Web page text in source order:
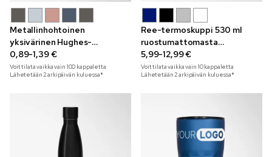
Metallinhohtoinen
yksivärinen Hughes-
geelikynä
0,89-1,39 €
Voit tilata vaikka vain 100 kappaletta
Lähetetään 2 arkipäivän kuluessa*
Ree-termoskuppi 530 ml
ruostumattomasta
teräksestä
5,99-12,99 €
Voit tilata vaikka vain 10kappaletta
Lähetetään 2 arkipäivän kuluessa*